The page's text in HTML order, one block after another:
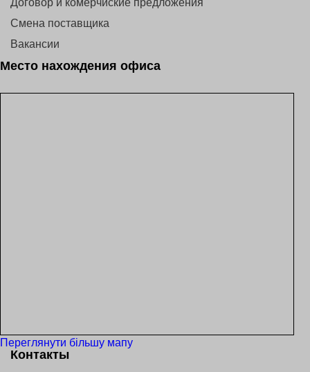
Договор и комерчиские предложения
Смена поставщика
Вакансии
Место нахождения офиса
Переглянути більшу мапу
Контакты